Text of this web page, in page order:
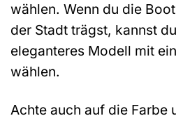
wählen. Wenn du die
der Stadt trägst, kannst
eleganteres Modell mit
wählen.
Achte auch auf die Farbe